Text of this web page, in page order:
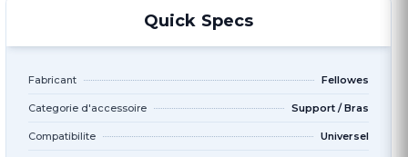
Quick Specs
Fabricant Fellowes
Categorie d'accessoire Support / Bras
Compatibilite Universel